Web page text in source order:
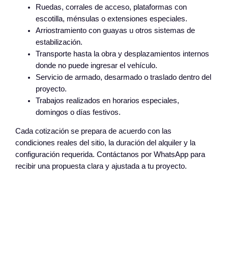
Ruedas, corrales de acceso, plataformas con
escotilla, ménsulas o extensiones especiales.
Arriostramiento con guayas u otros sistemas de
estabilización.
Transporte hasta la obra y desplazamientos internos
donde no puede ingresar el vehículo.
Servicio de armado, desarmado o traslado dentro del
proyecto.
Trabajos realizados en horarios especiales,
domingos o días festivos.
Cada cotización se prepara de acuerdo con las
condiciones reales del sitio, la duración del alquiler y la
configuración requerida. Contáctanos por WhatsApp para
recibir una propuesta clara y ajustada a tu proyecto.